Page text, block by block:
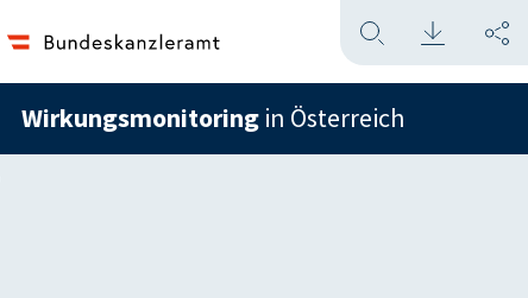
Wirkungsmonitoring in Österreich